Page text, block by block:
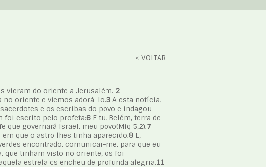
< VOLTAR
vieram do oriente a Jerusalém. 2
no oriente e viemos adorá-lo.3 A esta notícia,
e os escribas do povo e indagou
foi escrito pelo profeta:6 E tu, Belém, terra de
que governará Israel, meu povo(Miq 5,2).7
que o astro lhes tinha aparecido.8 E,
encontrado, comunicai-me, para que eu
que tinham visto no oriente, os foi
estrela os encheu de profunda alegria.11